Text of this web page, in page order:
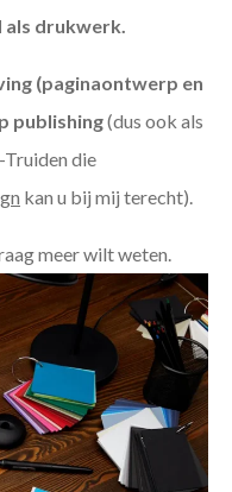
drukwerk.
(paginaontwerp en
publishing(dus ook als
Truiden die
kan u bij mij terecht).
meer wilt weten.